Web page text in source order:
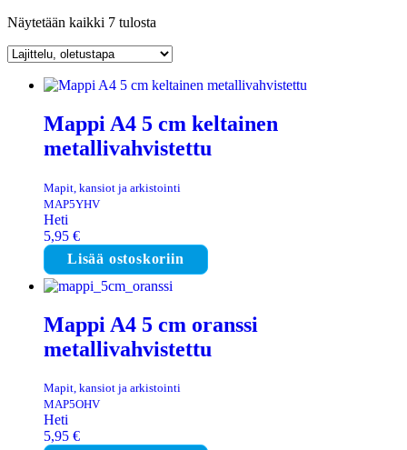
Näytetään kaikki 7 tulosta
Mappi A4 5 cm keltainen
metallivahvistettu
Mapit, kansiot ja arkistointi
MAP5YHV
Heti
5,95 €
Lisää ostoskoriin
Mappi A4 5 cm oranssi
metallivahvistettu
Mapit, kansiot ja arkistointi
MAP5OHV
Heti
5,95 €